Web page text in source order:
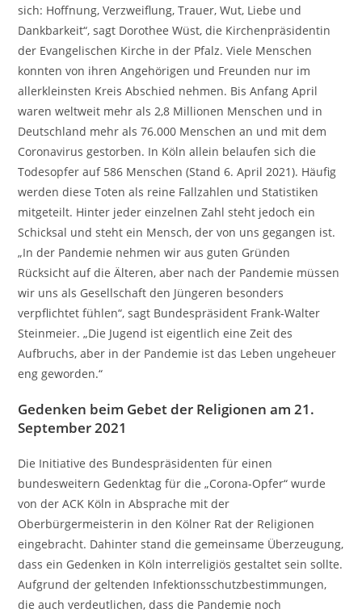
sich: Hoffnung, Verzweiflung, Trauer, Wut, Liebe und
Dankbarkeit“, sagt Dorothee Wüst, die Kirchenpräsidentin
der Evangelischen Kirche in der Pfalz. Viele Menschen
konnten von ihren Angehörigen und Freunden nur im
allerkleinsten Kreis Abschied nehmen. Bis Anfang April
waren weltweit mehr als 2,8 Millionen Menschen und in
Deutschland mehr als 76.000 Menschen an und mit dem
Coronavirus gestorben. In Köln allein belaufen sich die
Todesopfer auf 586 Menschen (Stand 6. April 2021). Häufig
werden diese Toten als reine Fallzahlen und Statistiken
mitgeteilt. Hinter jeder einzelnen Zahl steht jedoch ein
Schicksal und steht ein Mensch, der von uns gegangen ist.
„In der Pandemie nehmen wir aus guten Gründen
Rücksicht auf die Älteren, aber nach der Pandemie müssen
wir uns als Gesellschaft den Jüngeren besonders
verpflichtet fühlen“, sagt Bundespräsident Frank-Walter
Steinmeier. „Die Jugend ist eigentlich eine Zeit des
Aufbruchs, aber in der Pandemie ist das Leben ungeheuer
eng geworden.“
Gedenken beim Gebet der Religionen am 21.
September 2021
Die Initiative des Bundespräsidenten für einen
bundesweitern Gedenktag für die „Corona-Opfer“ wurde
von der ACK Köln in Absprache mit der
Oberbürgermeisterin in den Kölner Rat der Religionen
eingebracht. Dahinter stand die gemeinsame Überzeugung,
dass ein Gedenken in Köln interreligiös gestaltet sein sollte.
Aufgrund der geltenden Infektionsschutzbestimmungen,
die auch verdeutlichen, dass die Pandemie noch